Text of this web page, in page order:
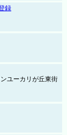
録
ユーカリが丘東街